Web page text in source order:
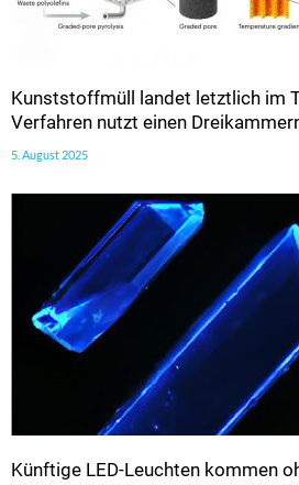
Kunststoffmüll landet letztlich im
Verfahren nutzt einen
5. August 2025
Künftige LED-Leuchten kommen